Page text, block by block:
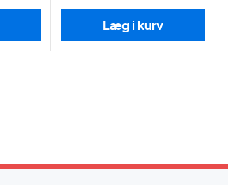
Læg i kurv